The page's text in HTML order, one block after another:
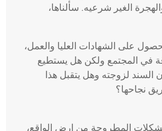
الغير شرعيه. سألناها،
على الشهادات العليا والعمل،
في المجتمع ولكن هل يستطيع
لزوجته وهل يتقبل هذا
نجاحها؟
المطروحة من ارض الواقع،